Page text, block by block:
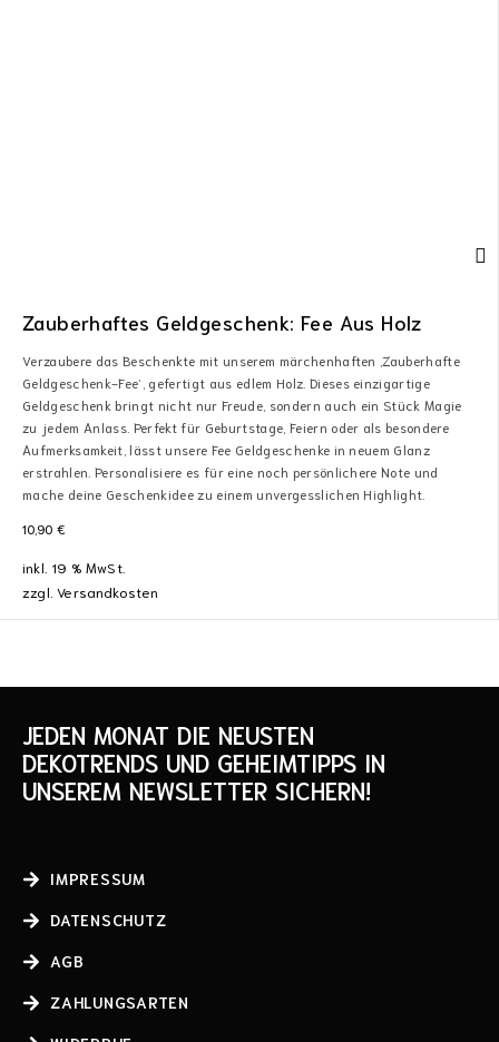
Zauberhaftes Geldgeschenk: Fee Aus Holz
Verzaubere das Beschenkte mit unserem märchenhaften ‚Zauberhafte
Geldgeschenk-Fee‘, gefertigt aus edlem Holz. Dieses einzigartige
Geldgeschenk bringt nicht nur Freude, sondern auch ein Stück Magie
zu jedem Anlass. Perfekt für Geburtstage, Feiern oder als besondere
Aufmerksamkeit, lässt unsere Fee Geldgeschenke in neuem Glanz
erstrahlen. Personalisiere es für eine noch persönlichere Note und
mache deine Geschenkidee zu einem unvergesslichen Highlight.
10,90 €
inkl. 19 % MwSt.
zzgl.Versandkosten
JEDEN MONAT DIE NEUSTEN
DEKOTRENDS UND GEHEIMTIPPS IN
UNSEREM NEWSLETTER SICHERN!
IMPRESSUM
DATENSCHUTZ
AGB
ZAHLUNGSARTEN